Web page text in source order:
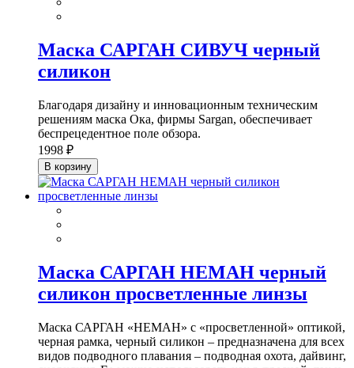
Маска САРГАН СИВУЧ черный
силикон
Благодаря дизайну и инновационным техническим
решениям маска Ока, фирмы Sargan, обеспечивает
беспрецедентное поле обзора.
1998 ₽
В корзину
Маска САРГАН НЕМАН черный
силикон просветленные линзы
Маска САРГАН «НЕМАН» с «просветленной» оптикой,
черная рамка, черный силикон – предназначена для всех
видов подводного плавания – подводная охота, дайвинг,